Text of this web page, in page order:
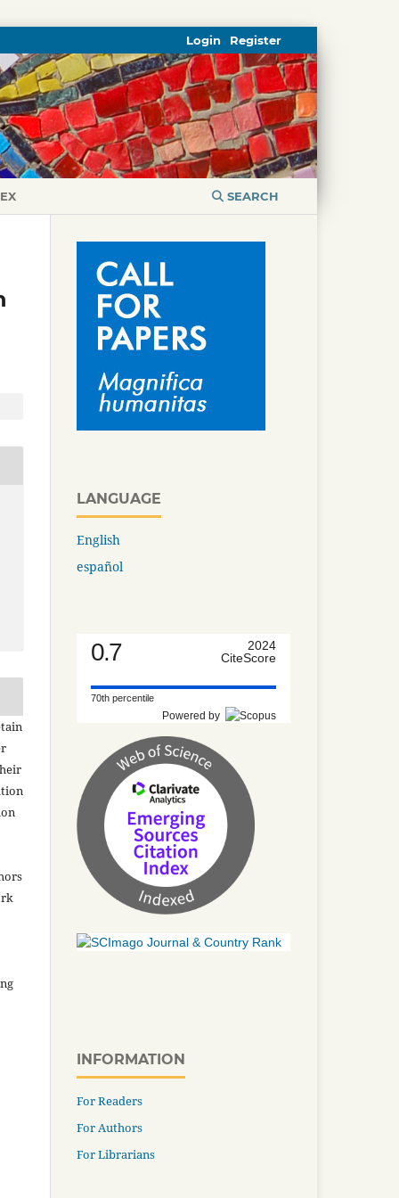
SEARCH
Register
Login
LANGUAGE
English
español
0.7
2024
CiteScore
70th percentile
Powered by
INFORMATION
For Readers
For Authors
For Librarians